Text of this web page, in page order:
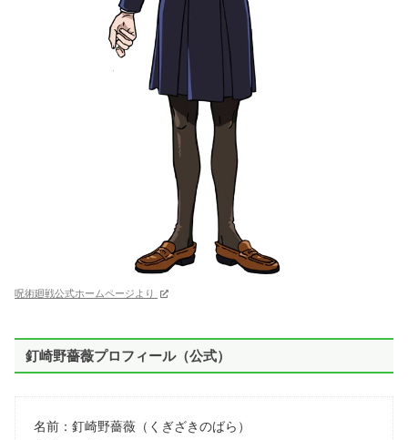
呪術廻戦公式ホームページより
釘崎野薔薇プロフィール（公式）
名前：釘崎野薔薇（くぎざきのばら）